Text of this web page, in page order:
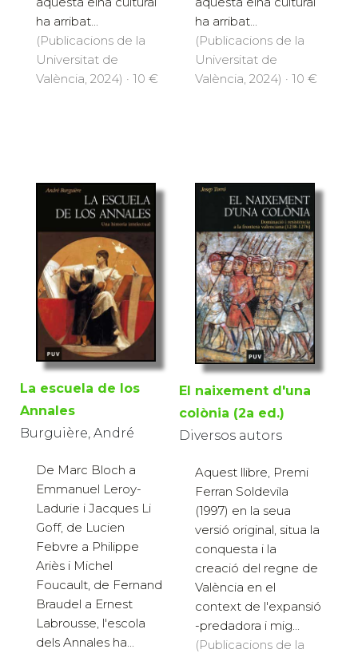
ha arribat...
(Publicacions de la
Universitat de
València, 2024) · 10 €
ha arribat...
(Publicacions de la
Universitat de
València, 2024) · 10 €
La escuela de los
Annales
Burguière, André
De Marc Bloch a
Emmanuel Leroy-
Ladurie i Jacques Li
Goff, de Lucien
Febvre a Philippe
Ariès i Michel
Foucault, de Fernand
Braudel a Ernest
Labrousse, l'escola
dels Annales ha...
El naixement d'una
colònia (2a ed.)
Diversos autors
Aquest llibre, Premi
Ferran Soldevila
(1997) en la seua
versió original, situa la
conquesta i la
creació del regne de
València en el
context de l'expansió
-predadora i mig...
(Publicacions de la